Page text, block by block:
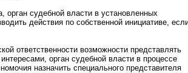
орган судебной власти в установленных
действия по собственной инициативе,
ответственности возможности представлять
орган судебной власти в процессе
назначить специального представителя